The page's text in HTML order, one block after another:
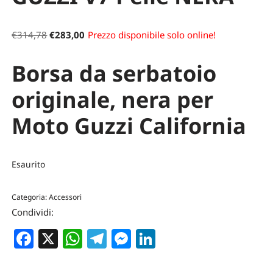
€314,78 €283,00 Prezzo disponibile solo online!
Borsa da serbatoio
originale, nera per
Moto Guzzi California
Esaurito
Categoria:Accessori
Condividi:
Facebook
X WhatsApp
Telegram
Messenger